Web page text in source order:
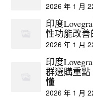
2026 年 1 月
印度
性功能改
2026 年 1 月
印度
群選購重
懂
2026 年 1 月